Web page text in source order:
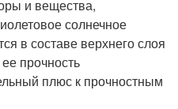
и вещества,
солнечное
в составе верхнего слоя
прочность
плюс к прочностным